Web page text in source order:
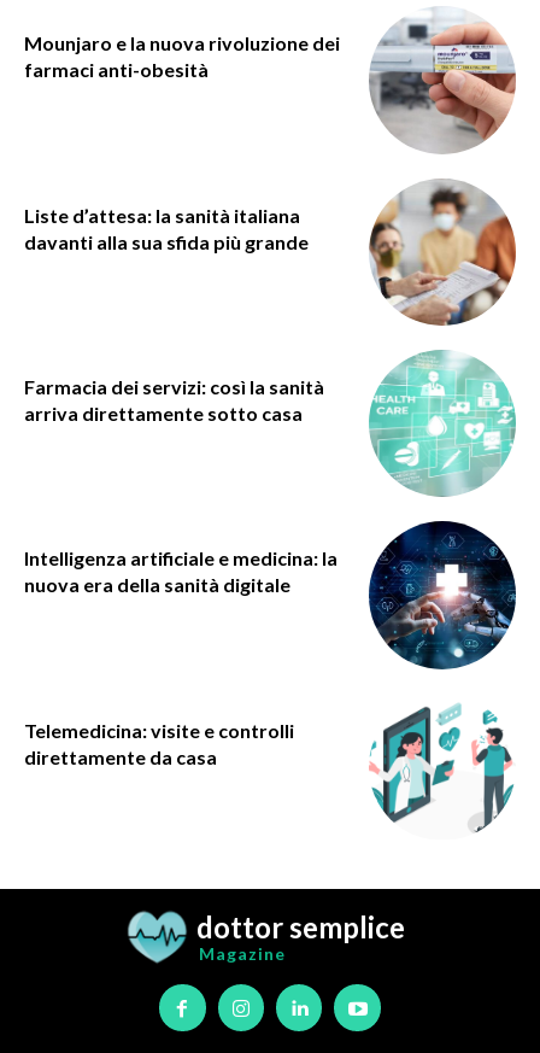
Mounjaro e la nuova rivoluzione dei
farmaci anti-obesità
Liste d’attesa: la sanità italiana
davanti alla sua sfida più grande
Farmacia dei servizi: così la sanità
arriva direttamente sotto casa
Intelligenza artificiale e medicina: la
nuova era della sanità digitale
Telemedicina: visite e controlli
direttamente da casa
dottor semplice
Magazine